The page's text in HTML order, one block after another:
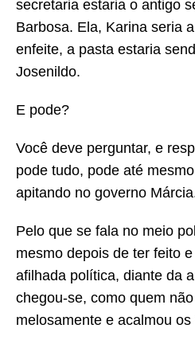
secretaria estaria o antigo
Barbosa. Ela, Karina seria
enfeite, a pasta estaria
Josenildo.
E pode?
Você deve perguntar, e
pode tudo, pode até
apitando no governo
Pelo que se fala no meio
mesmo depois de ter feito
afilhada política, diante da
chegou-se, como quem
melosamente e acalmou os